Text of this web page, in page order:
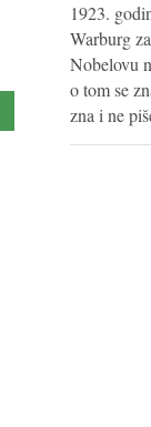
1923.
Warburg
Nobelovu
o tom se
zna i ne